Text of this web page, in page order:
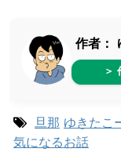
作者：
＞
旦那 ゆきたこ
気になるお話